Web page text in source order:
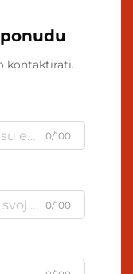
kontaktirati.
0/100
0/100